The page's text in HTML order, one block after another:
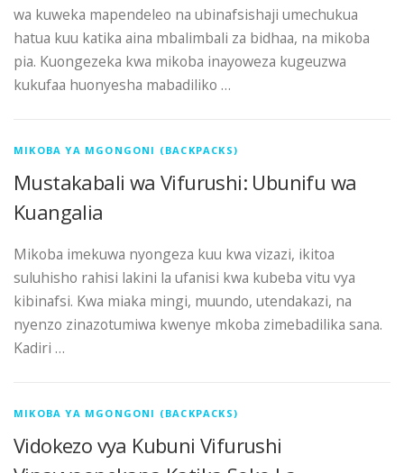
wa kuweka mapendeleo na ubinafsishaji umechukua
hatua kuu katika aina mbalimbali za bidhaa, na mikoba
pia. Kuongezeka kwa mikoba inayoweza kugeuzwa
kukufaa huonyesha mabadiliko …
MIKOBA YA MGONGONI (BACKPACKS)
Mustakabali wa Vifurushi: Ubunifu wa
Kuangalia
Mikoba imekuwa nyongeza kuu kwa vizazi, ikitoa
suluhisho rahisi lakini la ufanisi kwa kubeba vitu vya
kibinafsi. Kwa miaka mingi, muundo, utendakazi, na
nyenzo zinazotumiwa kwenye mkoba zimebadilika sana.
Kadiri …
MIKOBA YA MGONGONI (BACKPACKS)
Vidokezo vya Kubuni Vifurushi